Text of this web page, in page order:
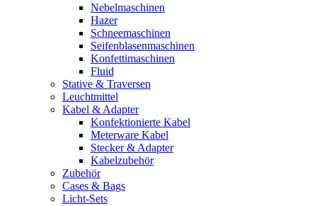
Nebelmaschinen
Hazer
Schneemaschinen
Seifenblasenmaschinen
Konfettimaschinen
Fluid
Stative & Traversen
Leuchtmittel
Kabel & Adapter
Konfektionierte Kabel
Meterware Kabel
Stecker & Adapter
Kabelzubehör
Zubehör
Cases & Bags
Licht-Sets